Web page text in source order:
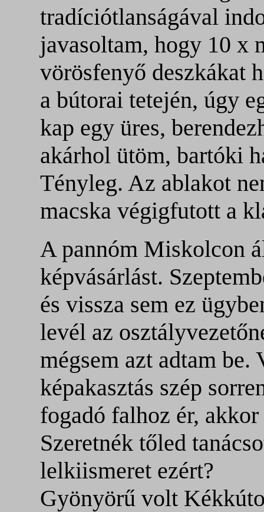
tradíciótlanságával
javasoltam, hogy 10 x
vörösfenyő deszkákat
a bútorai tetején, úgy
kap egy üres,
akárhol ütöm, bartóki
Tényleg. Az ablakot
macska végigfutott a
A pannóm Miskolcon
képvásárlást.
és vissza sem ez
levél az
mégsem azt adtam
képakasztás szép
fogadó falhoz ér,
Szeretnék tőled
lelkiismeret ezért?
Gyönyörű volt